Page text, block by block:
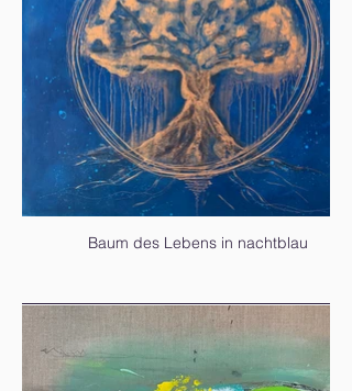
Baum des Lebens in nachtblau